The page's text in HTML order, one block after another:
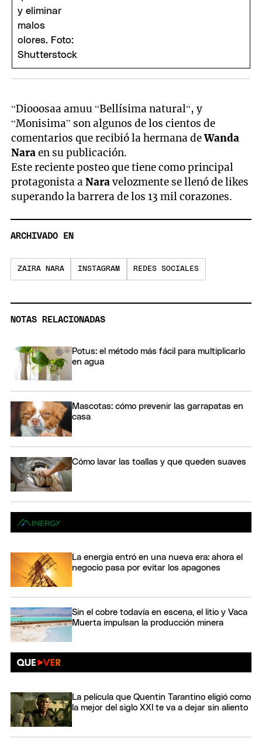
“Diooosaa amuu “Bellísima natural“, y
“Monisima” son algunos de los cientos de
comentarios que recibió la hermana deWanda
Naraen su publicación.
Este reciente posteo que tiene como principal
protagonista aNaravelozmente se llenó de likes
superando la barrera de los 13 mil corazones.
ARCHIVADO EN
ZAIRA NARA INSTAGRAM REDES SOCIALES
NOTAS RELACIONADAS
Potus: el método más fácil para multiplicarlo
en agua
Mascotas: cómo prevenir las garrapatas en
casa
Cómo lavar las toallas y que queden suaves
La energía entró en una nueva era: ahora el
negocio pasa por evitar los apagones
Sin el cobre todavía en escena, el litio y Vaca
Muerta impulsan la producción minera
La película que Quentin Tarantino eligió como
la mejor del siglo XXI te va a dejar sin aliento